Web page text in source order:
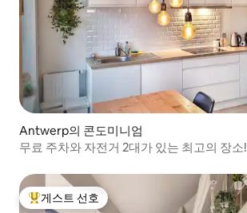
Antwerp의 콘도미니엄
무료 주차와 자전거 2대가 있는 최고의 장소!
상위 게스트 선호
게스트 선호